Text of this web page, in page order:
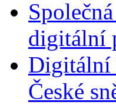
digitální
Digitální
České